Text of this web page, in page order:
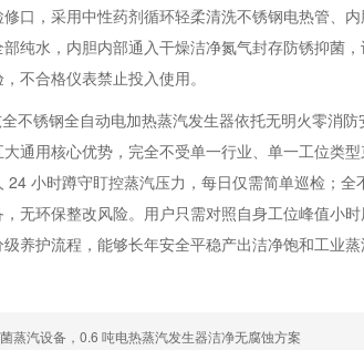
口，采用中性药剂循环轻柔清洗不锈钢电热管、
纯水，内胆内部通入干燥洁净氮气封存防锈抑菌
不合格仪表禁止投入使用。
不锈钢全自动电加热蒸汽发生器依托无明火零消
通用核心优势，完全不受单一行业、单一工位类
24 小时蹲守盯控蒸汽压力，每日仅需简单巡检；
无环保整改风险。用户只需对照自身工位峰值小
养护流程，能够长年安全平稳产出洁净饱和工业
蒸汽设备，0.6 吨电热蒸汽发生器洁净无腐蚀方案